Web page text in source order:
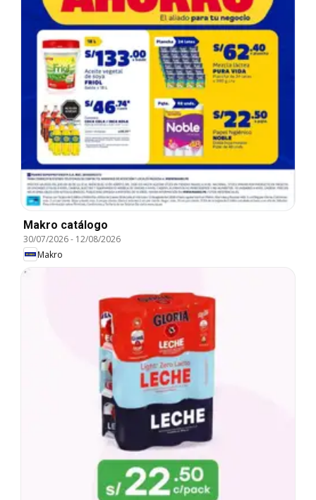
Makro catálogo
30/07/2026- 12/08/2026
Makro